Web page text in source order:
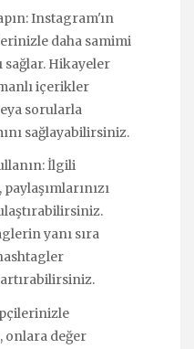
Instagram'ın
daha samimi
sağlar. Hikayeler
içerikler
sorularla
sağlayabilirsiniz.
İlgili
yanı sıra
onlara değer